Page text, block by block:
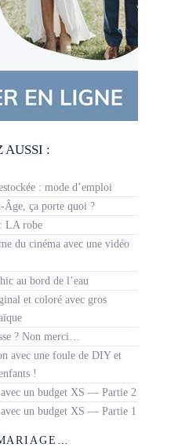
AUSSI :
: mode d’emploi
Âge, ça porte quoi ?
LA robe
du cinéma avec une vidéo
au bord de l’eau
et coloré avec gros
? Non merci…
avec une foule de DIY et
!
un budget XS — Partie 2
un budget XS — Partie 1